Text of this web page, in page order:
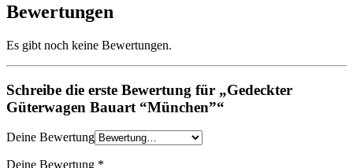
Bewertungen
Es gibt noch keine Bewertungen.
Schreibe die erste Bewertung für „Gedeckter
Güterwagen Bauart “München”“
Deine Bewertung
Deine Bewertung *